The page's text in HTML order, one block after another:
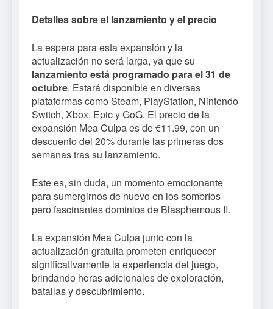
Detalles sobre el lanzamiento y el precio
La espera para esta expansión y la
actualización no será larga, ya que su
lanzamiento está programado para el 31 de
octubre. Estará disponible en diversas
plataformas como Steam, PlayStation, Nintendo
Switch, Xbox, Epic y GoG. El precio de la
expansión Mea Culpa es de €11.99, con un
descuento del 20% durante las primeras dos
semanas tras su lanzamiento.
Este es, sin duda, un momento emocionante
para sumergirnos de nuevo en los sombríos
pero fascinantes dominios de Blasphemous II.
La expansión Mea Culpa junto con la
actualización gratuita prometen enriquecer
significativamente la experiencia del juego,
brindando horas adicionales de exploración,
batallas y descubrimiento.